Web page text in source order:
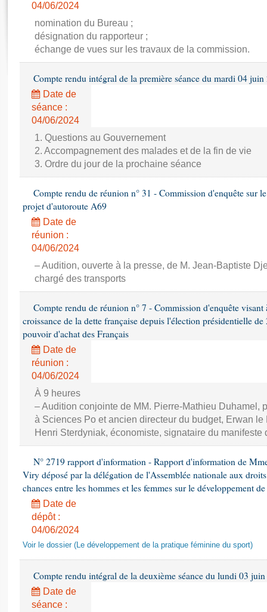
Rapports d'enquête
Rapports législatifs
Rapports sur l'application des lois
Baromètre de l’application des lois
Dossiers législatifs
Budget et sécurité sociale
Questions écrites et orales
Comptes rendus des débats
Liens vers les sites publics
04/06/2024
nomination du Bureau ;
désignation du rapporteur ;
échange de vues sur les travaux de la commission.
Compte rendu intégral de la première séance du mardi 04 juin
Date de
séance :
04/06/2024
1. Questions au Gouvernement
2. Accompagnement des malades et de la fin de vie
3. Ordre du jour de la prochaine séance
Compte rendu de réunion n° 31 - Commission d'enquête sur
projet d'autoroute A69
Date de
réunion :
04/06/2024
– Audition, ouverte à la presse, de M. Jean-Baptiste
chargé des transports
Compte rendu de réunion n° 7 - Commission d'enquête
croissance de la dette française depuis l'élection présidentielle de
pouvoir d'achat des Français
Date de
réunion :
04/06/2024
À 9 heures
– Audition conjointe de MM. Pierre-Mathieu Duhamel,
à Sciences Po et ancien directeur du budget, Erwan
Henri Sterdyniak, économiste, signataire du manifeste
N° 2719 rapport d'information - Rapport d'information de
Viry déposé par la délégation de l'Assemblée nationale aux
chances entre les hommes et les femmes sur le développement
Date de
dépôt :
04/06/2024
Voir le dossier (Le développement de la pratique féminine du sport)
Compte rendu intégral de la deuxième séance du lundi 03
Date de
séance :